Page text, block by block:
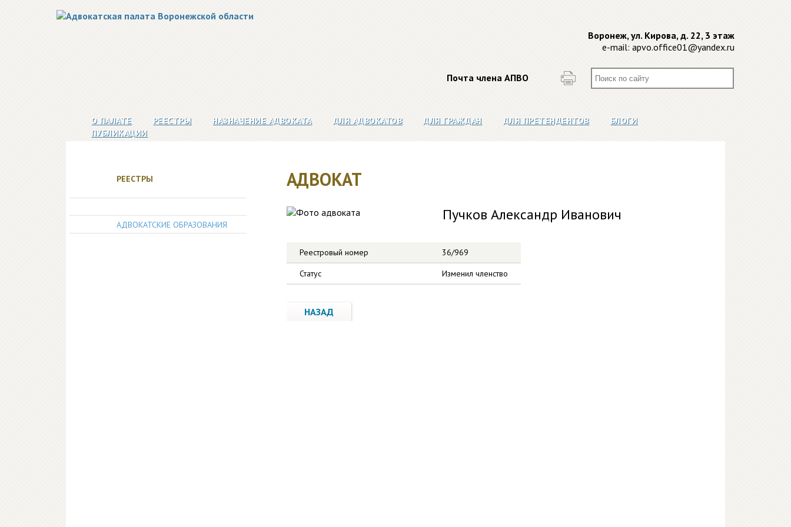
Воронеж, ул. Кирова, д. 22, 3 этаж
e-mail: apvo.office01@yandex.ru
Почта члена АПВО
О ПАЛАТЕ РЕЕСТРЫ НАЗНАЧЕНИЕ АДВОКАТА ДЛЯ АДВОКАТОВ ДЛЯ ГРАЖДАН ДЛЯ ПРЕТЕНДЕНТОВ
БЛОГИ
ПУБЛИКАЦИИ
РЕЕСТРЫ
АДВОКАТСКИЕ ОБРАЗОВАНИЯ
АДВОКАТ
Пучков Александр Иванович
Реестровый номер
36/969
Статус
Изменил членство
НАЗАД